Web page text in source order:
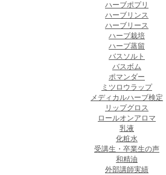
ハーブポプリ
ハーブリンス
ハーブリース
ハーブ栽培
ハーブ蒸留
バスソルト
バスボム
ポマンダー
ミツロウラップ
メディカルハーブ検定
リップグロス
ロールオンアロマ
乳液
化粧水
受講生・卒業生の声
和精油
外部講師実績